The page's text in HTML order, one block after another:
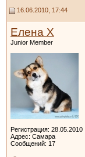
16.06.2010, 17:44
Елена Х
Junior Member
Регистрация: 28.05.2010
Адрес: Самара
Сообщений: 17